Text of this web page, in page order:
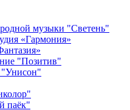
музыки "Светень"
«Гармония»
"Позитив"
"Унисон"
паёк"